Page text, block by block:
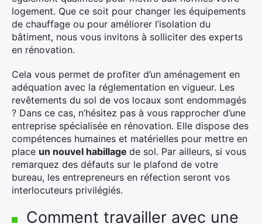
logement. Que ce soit pour changer les équipements
de chauffage ou pour améliorer l’isolation du
bâtiment, nous vous invitons à solliciter des experts
en rénovation.
Cela vous permet de profiter d’un aménagement en
adéquation avec la réglementation en vigueur. Les
revêtements du sol de vos locaux sont endommagés
? Dans ce cas, n’hésitez pas à vous rapprocher d’une
entreprise spécialisée en rénovation. Elle dispose des
compétences humaines et matérielles pour mettre en
place un nouvel habillage de sol. Par ailleurs, si vous
remarquez des défauts sur le plafond de votre
bureau, les entrepreneurs en réfection seront vos
interlocuteurs privilégiés.
Comment travailler avec une
: